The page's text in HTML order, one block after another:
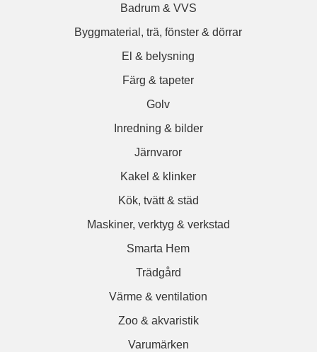
Badrum & VVS
Byggmaterial, trä, fönster & dörrar
El & belysning
Färg & tapeter
Golv
Inredning & bilder
Järnvaror
Kakel & klinker
Kök, tvätt & städ
Maskiner, verktyg & verkstad
Smarta Hem
Trädgård
Värme & ventilation
Zoo & akvaristik
Varumärken